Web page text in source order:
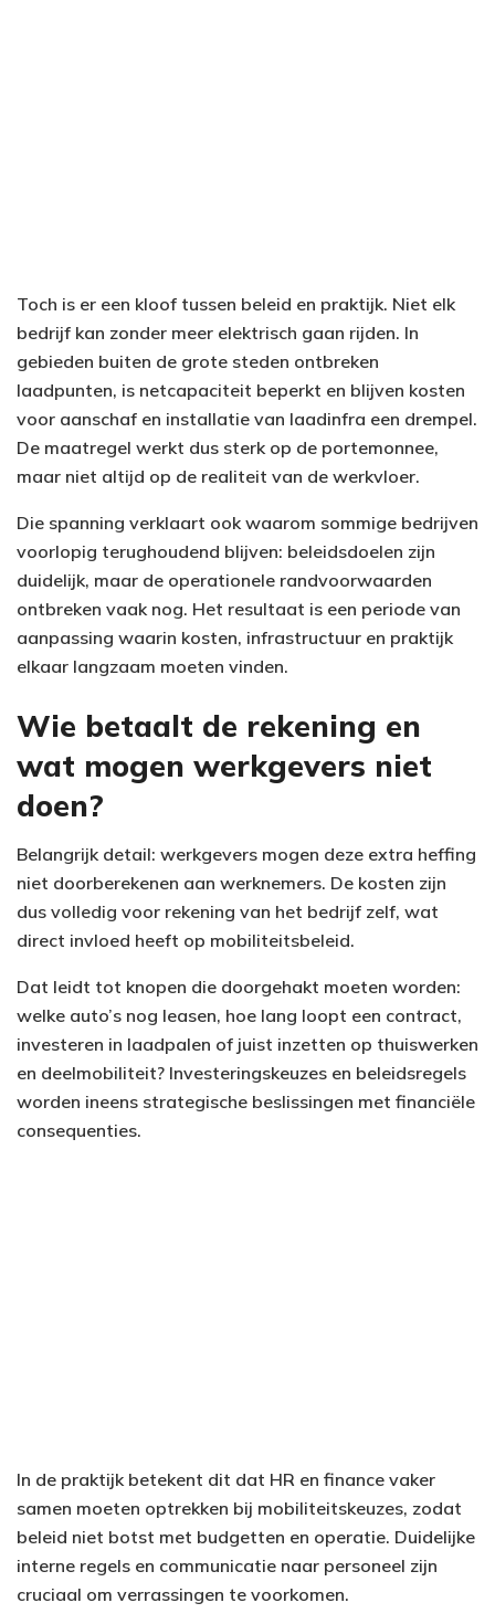
Toch is er een kloof tussen beleid en praktijk. Niet elk
bedrijf kan zonder meer elektrisch gaan rijden. In
gebieden buiten de grote steden ontbreken
laadpunten, is netcapaciteit beperkt en blijven kosten
voor aanschaf en installatie van laadinfra een drempel.
De maatregel werkt dus sterk op de portemonnee,
maar niet altijd op de realiteit van de werkvloer.
Die spanning verklaart ook waarom sommige bedrijven
voorlopig terughoudend blijven: beleidsdoelen zijn
duidelijk, maar de operationele randvoorwaarden
ontbreken vaak nog. Het resultaat is een periode van
aanpassing waarin kosten, infrastructuur en praktijk
elkaar langzaam moeten vinden.
Wie betaalt de rekening en
wat mogen werkgevers niet
doen?
Belangrijk detail: werkgevers mogen deze extra heffing
niet doorberekenen aan werknemers. De kosten zijn
dus volledig voor rekening van het bedrijf zelf, wat
direct invloed heeft op mobiliteitsbeleid.
Dat leidt tot knopen die doorgehakt moeten worden:
welke auto’s nog leasen, hoe lang loopt een contract,
investeren in laadpalen of juist inzetten op thuiswerken
en deelmobiliteit? Investeringskeuzes en beleidsregels
worden ineens strategische beslissingen met financiële
consequenties.
In de praktijk betekent dit dat HR en finance vaker
samen moeten optrekken bij mobiliteitskeuzes, zodat
beleid niet botst met budgetten en operatie. Duidelijke
interne regels en communicatie naar personeel zijn
cruciaal om verrassingen te voorkomen.